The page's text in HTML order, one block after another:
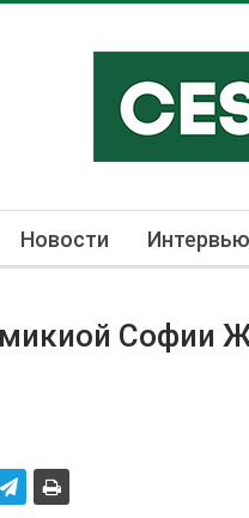
Новости Интервью
Софии